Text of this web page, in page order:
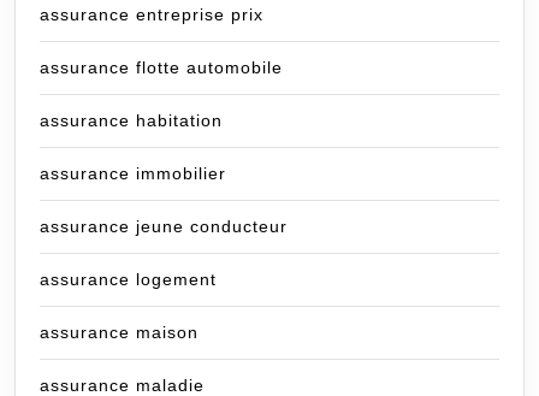
assurance entreprise prix
assurance flotte automobile
assurance habitation
assurance immobilier
assurance jeune conducteur
assurance logement
assurance maison
assurance maladie